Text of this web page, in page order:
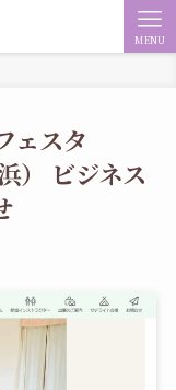
MENU
ェスタ
） ビジネス